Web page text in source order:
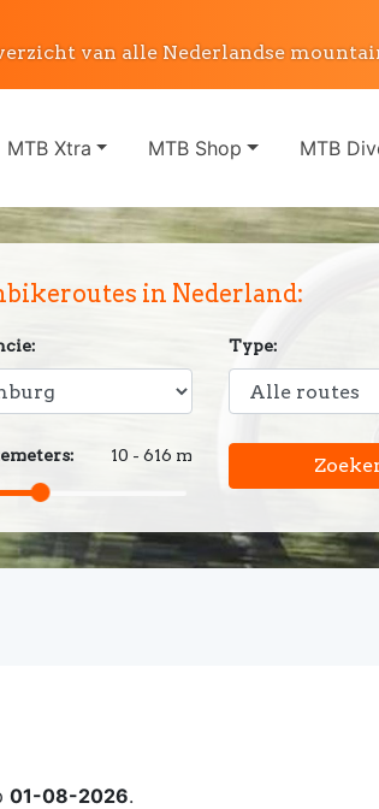
van alle Nederlandse
MTB Xtra MTB Shop MTB
in Nederland:
Type:
10 - 616 m
01-08-2026.